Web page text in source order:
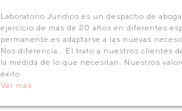
Laboratorio Jurídico es un despacho de
ejercicio de más de 20 años en diferentes
permanente es adaptarse a las nuevas
Nos diferencia… El trato a nuestros clientes
la medida de lo que necesitan. Nuestros
éxito
Ver más